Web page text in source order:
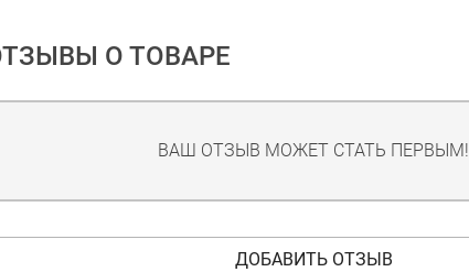
О ТОВАРЕ
ВАШ ОТЗЫВ МОЖЕТ СТАТЬ ПЕРВЫМ!
ДОБАВИТЬ ОТЗЫВ